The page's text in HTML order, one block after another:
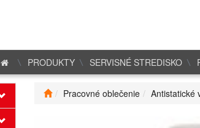
PRODUKTY SERVISNÉ STREDISKO
Pracovné oblečenie Antistatické